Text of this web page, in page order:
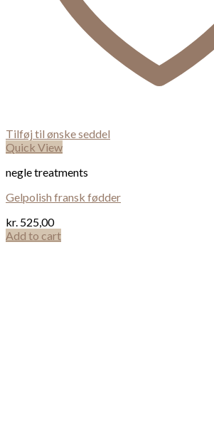
Tilføj til ønske seddel
Quick View
negle treatments
Gelpolish fransk fødder
kr. 525,00
Add to cart